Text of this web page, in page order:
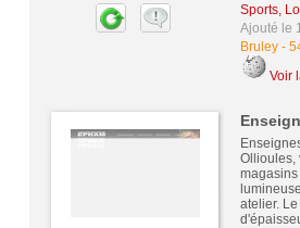
Sports,
Ajouté le
Bruley-
Voir
Ollioules,
atelier.